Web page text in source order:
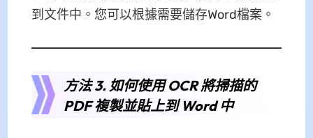
到文件中。您可以根據需要儲存Word檔案。
方法 3. 如何使用 OCR 將掃描的
PDF 複製並貼上到 Word 中